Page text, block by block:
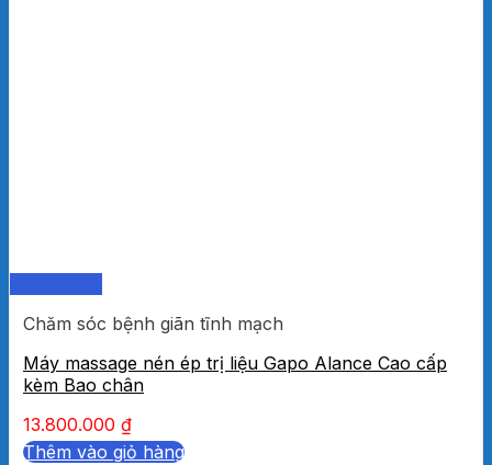
Chăm sóc bệnh giãn tĩnh mạch
Máy massage nén ép trị liệu Gapo Alance Cao cấp
kèm Bao chân
13.800.000 ₫
Thêm vào giỏ hàng